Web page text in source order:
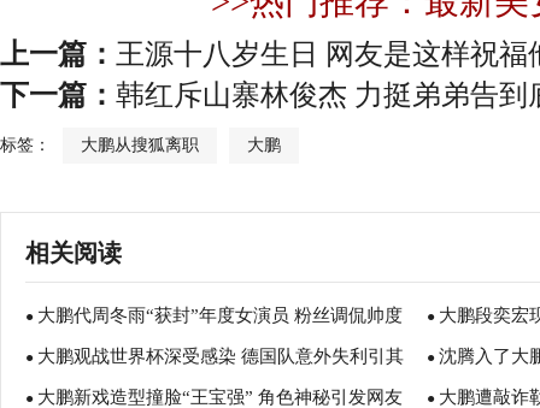
上一篇： 王源十八岁生日 网友是这样祝福
下一篇： 韩红斥山寨林俊杰 力挺弟弟告到
标签： 大鹏从搜狐离职 大鹏
相关阅读
● 大鹏代周冬雨“获封”年度女演员 粉丝调侃帅度
比吴亦凡差一点
● 大鹏段奕宏
读之美
● 大鹏观战世界杯深受感染 德国队意外失利引其
一脸懵
● 沈腾入了大
喷？
● 大鹏新戏造型撞脸“王宝强” 角色神秘引发网友 ● 大鹏遭敲诈